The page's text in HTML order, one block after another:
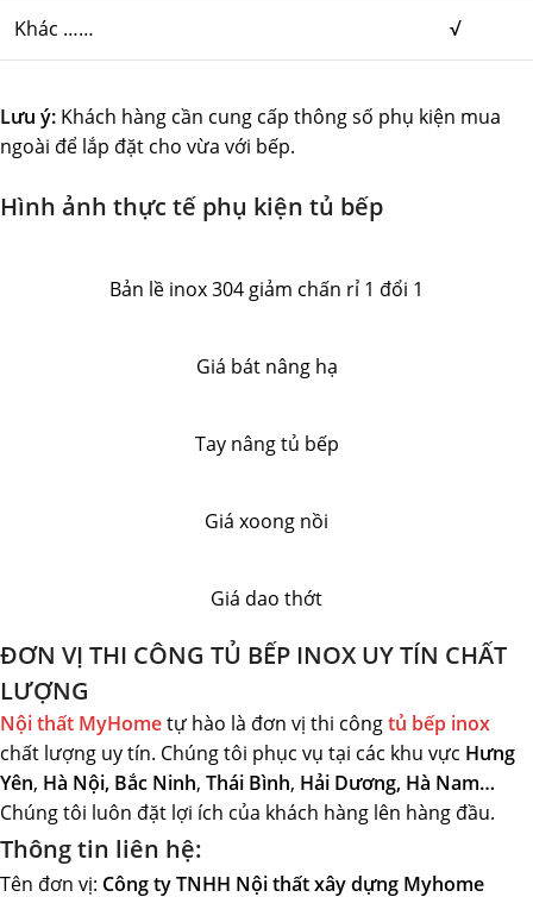
Khác …… √
Lưu ý: Khách hàng cần cung cấp thông số phụ kiện mua
ngoài để lắp đặt cho vừa với bếp.
Hình ảnh thực tế phụ kiện tủ bếp
Bản lề inox 304 giảm chấn rỉ 1 đổi 1
Giá bát nâng hạ
Tay nâng tủ bếp
Giá xoong nồi
Giá dao thớt
ĐƠN VỊ THI CÔNG TỦ BẾP INOX UY TÍN CHẤT
LƯỢNG
Nội thất MyHometự hào là đơn vị thi côngtủ bếp inox
chất lượng uy tín. Chúng tôi phục vụ tại các khu vực Hưng
Yên, Hà Nội, Bắc Ninh, Thái Bình, Hải Dương, Hà Nam…
Chúng tôi luôn đặt lợi ích của khách hàng lên hàng đầu.
Thông tin liên hệ:
Tên đơn vị: Công ty TNHH Nội thất xây dựng Myhome